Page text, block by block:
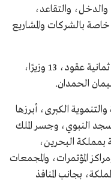
والتقاعد،
بالشركات والمشاريع
تعاقب على وزارة المالية خلال ما يربو على ثمانية عقود، 13 وزيرًا،
الحمدان.
الكبرى، أبرزها
النبوي، وجسر الملك
بمملكة البحرين،
المؤتمرات، والمجمعات
بجانب المنافذ